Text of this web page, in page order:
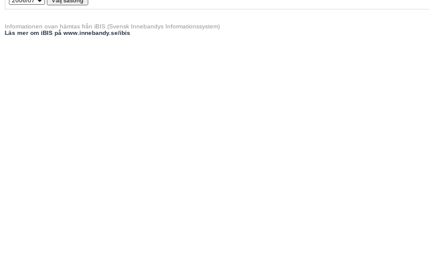
Informationen ovan hämtas från iBIS (Svensk Innebandys Informationssystem)
Läs mer om iBIS på www.innebandy.se/ibis